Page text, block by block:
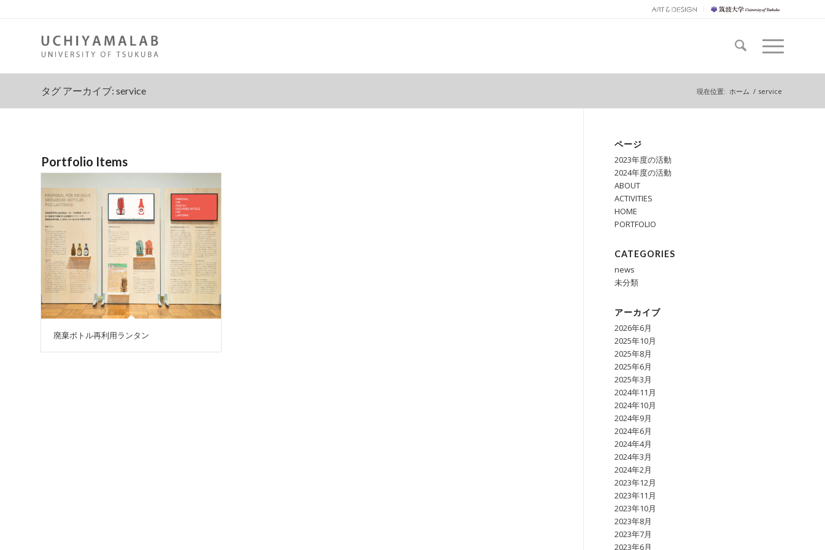
タグ アーカイブ: service 現在位置: ホーム / service
Portfolio Items
廃棄ボトル再利用ランタン
ページ
2023年度の活動
2024年度の活動
ABOUT
ACTIVITIES
HOME
PORTFOLIO
CATEGORIES
news
未分類
アーカイブ
2026年6月
2025年10月
2025年8月
2025年6月
2025年3月
2024年11月
2024年10月
2024年9月
2024年6月
2024年4月
2024年3月
2024年2月
2023年12月
2023年11月
2023年10月
2023年8月
2023年7月
2023年6月